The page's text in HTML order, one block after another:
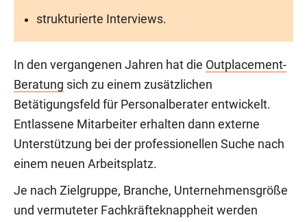
strukturierte Interviews.
In den vergangenen Jahren hat die Outplacement-
Beratung sich zu einem zusätzlichen
Betätigungsfeld für Personalberater entwickelt.
Entlassene Mitarbeiter erhalten dann externe
Unterstützung bei der professionellen Suche nach
einem neuen Arbeitsplatz.
Je nach Zielgruppe, Branche, Unternehmensgröße
und vermuteter Fachkräfteknappheit werden